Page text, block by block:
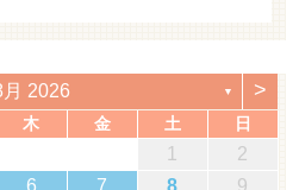
月 2026 ▼ >
木 金 土 日
1
2